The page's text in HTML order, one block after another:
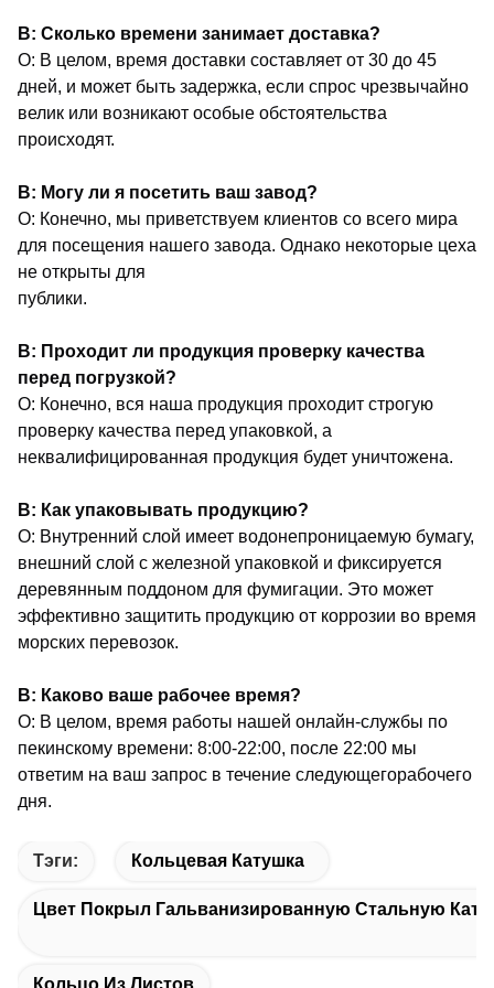
В: Сколько времени занимает доставка?
О: В целом, время доставки составляет от 30 до 45
дней, и может быть задержка, если спрос чрезвычайно
велик или возникают особые обстоятельства
происходят.
В: Могу ли я посетить ваш завод?
О: Конечно, мы приветствуем клиентов со всего мира
для посещения нашего завода. Однако некоторые цеха
не открыты для
публики.
В: Проходит ли продукция проверку качества
перед погрузкой?
О: Конечно, вся наша продукция проходит строгую
проверку качества перед упаковкой, а
неквалифицированная продукция будет уничтожена.
В: Как упаковывать продукцию?
О: Внутренний слой имеет водонепроницаемую бумагу,
внешний слой с железной упаковкой и фиксируется
деревянным поддоном для фумигации. Это может
эффективно защитить продукцию от коррозии во время
морских перевозок.
В: Каково ваше рабочее время?
О: В целом, время работы нашей онлайн-службы по
пекинскому времени: 8:00-22:00, после 22:00 мы
ответим на ваш запрос в течение следующегорабочего
дня.
Тэги: Кольцевая Катушка
Цвет Покрыл Гальванизированную Стальную
Кольцо Из Листов